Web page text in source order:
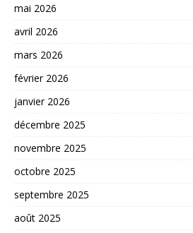
mai 2026
avril 2026
mars 2026
février 2026
janvier 2026
décembre 2025
novembre 2025
octobre 2025
septembre 2025
août 2025